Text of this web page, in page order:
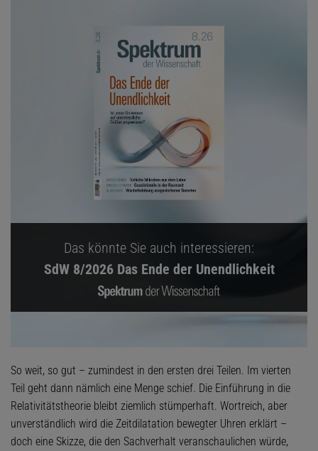
Das könnte Sie auch interessieren:
SdW 8/2026 Das Ende der Unendlichkeit
So weit, so gut – zumindest in den ersten drei Teilen. Im vierten
Teil geht dann nämlich eine Menge schief. Die Einführung in die
Relativitätstheorie bleibt ziemlich stümperhaft. Wortreich, aber
unverständlich wird die Zeitdilatation bewegter Uhren erklärt –
doch eine Skizze, die den Sachverhalt veranschaulichen würde,